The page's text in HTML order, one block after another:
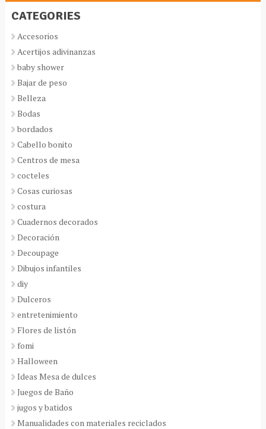
CATEGORIES
Accesorios
Acertijos adivinanzas
baby shower
Bajar de peso
Belleza
Bodas
bordados
Cabello bonito
Centros de mesa
cocteles
Cosas curiosas
costura
Cuadernos decorados
Decoración
Decoupage
Dibujos infantiles
diy
Dulceros
entretenimiento
Flores de listón
fomi
Halloween
Ideas Mesa de dulces
Juegos de Baño
jugos y batidos
Manualidades con materiales reciclados